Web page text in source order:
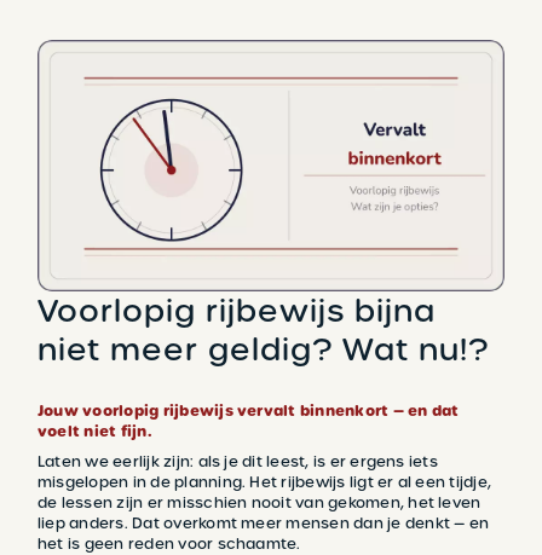
Voorlopig rijbewijs bijna
niet meer geldig? Wat nu!?
Jouw voorlopig rijbewijs vervalt binnenkort — en dat
voelt niet fijn.
Laten we eerlijk zijn: als je dit leest, is er ergens iets
misgelopen in de planning. Het rijbewijs ligt er al een tijdje,
de lessen zijn er misschien nooit van gekomen, het leven
liep anders. Dat overkomt meer mensen dan je denkt — en
het is geen reden voor schaamte.